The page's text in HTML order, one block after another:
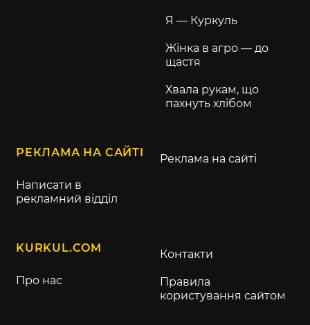
Я — Куркуль
Жінка в агро — до
щастя
Хвала рукам, що
пахнуть хлібом
РЕКЛАМА НА САЙТІ
Написати в
рекламний відділ
Реклама на сайті
KURKUL.COM
Про нас
Контакти
Правила
користування сайтом